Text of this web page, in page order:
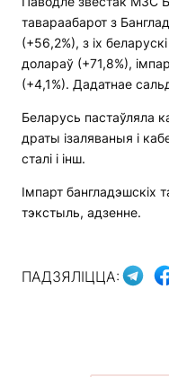
тавараабарот з
(+56,2%), з іх
долараў (+71,8%),
(+4,1%). Дадатнае
Беларусь пастаўляла
драты ізаляваныя і
сталі і інш.
Імпарт бангладэшскіх
тэкстыль, адзенне.
ПАДЗЯЛІЦЦА: